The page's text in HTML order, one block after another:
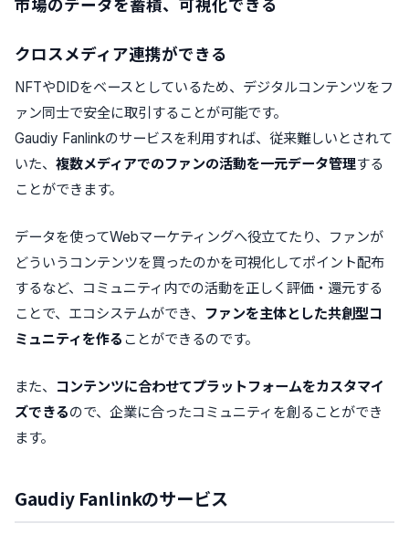
クロスメディア連携ができる
NFTやDIDをベースとしているため、デジタルコンテンツをフ
ァン同士で安全に取引することが可能です。
Gaudiy Fanlinkのサービスを利用すれば、従来難しいとされて
いた、 複数メディアでのファンの活動を一元データ管理する
ことができます。
データを使ってWebマーケティングへ役立てたり、ファンが
どういうコンテンツを買ったのかを可視化してポイント配布
するなど、コミュニティ内での活動を正しく評価・還元する
ことで、エコシステムができ、
ファンを主体とした共創型コ
ミュニティを作る ことができるのです。
また、
コンテンツに合わせてプラットフォームをカスタマイ
ズできるので、企業に合ったコミュニティを創ることができ
ます。
Gaudiy Fanlinkのサービス